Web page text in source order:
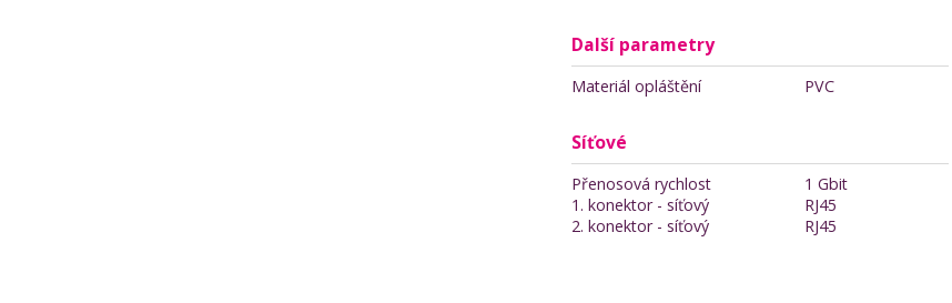
Další parametry
Materiál opláštění PVC
Síťové
Přenosová rychlost
1 Gbit
1. konektor - síťový
RJ45
2. konektor - síťový
RJ45